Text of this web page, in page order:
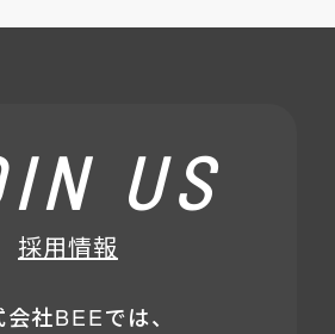
US
採用情報
社BEEでは、